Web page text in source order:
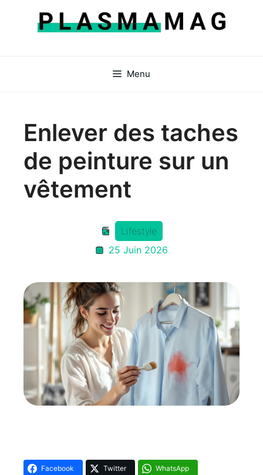
Menu
Enlever des taches
de peinture sur un
vêtement
Lifestyle
25 Juin 2026
Facebook Twitter WhatsApp